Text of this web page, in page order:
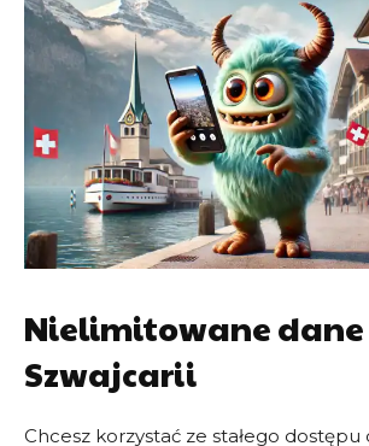
Nielimitowane
Szwajcarii
Chcesz korzystać ze stałego dostępu